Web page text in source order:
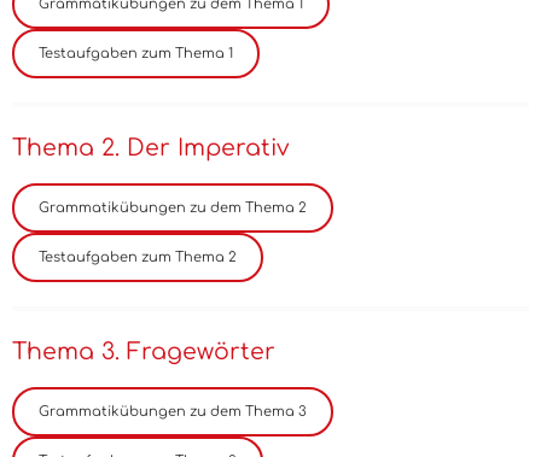
Thema 2. Der Imperativ
Thema 3. Fragewörter